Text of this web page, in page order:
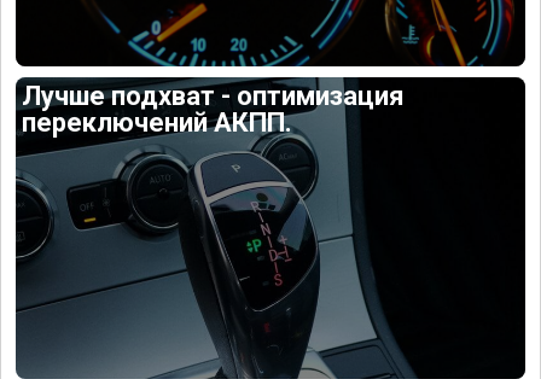
Лучше подхват - оптимизация
переключений АКПП.